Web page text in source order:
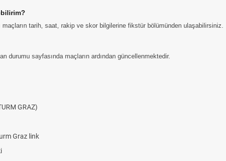
maçların tarih, saat, rakip ve skor bilgilerine fikstür bölümünden ulaşabilirsiniz.
durumu sayfasında maçların ardından güncellenmektedir.
GRAZ)
Graz link